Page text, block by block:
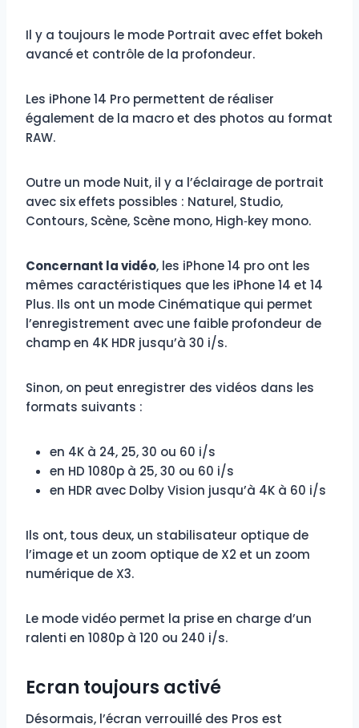
Il y a toujours le mode Portrait avec effet bokeh
avancé et contrôle de la profondeur.
Les iPhone 14 Pro permettent de réaliser
également de la macro et des photos au format
RAW.
Outre un mode Nuit, il y a l’éclairage de portrait
avec six effets possibles : Naturel, Studio,
Contours, Scène, Scène mono, High‑key mono.
Concernant la vidéo, les iPhone 14 pro ont les
mêmes caractéristiques que les iPhone 14 et 14
Plus. Ils ont un mode Cinématique qui permet
l’enregistrement avec une faible profondeur de
champ en 4K HDR jusqu’à 30 i/s.
Sinon, on peut enregistrer des vidéos dans les
formats suivants :
en 4K à 24, 25, 30 ou 60 i/s
en HD 1080p à 25, 30 ou 60 i/s
en HDR avec Dolby Vision jusqu’à 4K à 60 i/s
Ils ont, tous deux, un stabilisateur optique de
l’image et un zoom optique de X2 et un zoom
numérique de X3.
Le mode vidéo permet la prise en charge d’un
ralenti en 1080p à 120 ou 240 i/s.
Ecran toujours activé
Désormais, l’écran verrouillé des Pros est